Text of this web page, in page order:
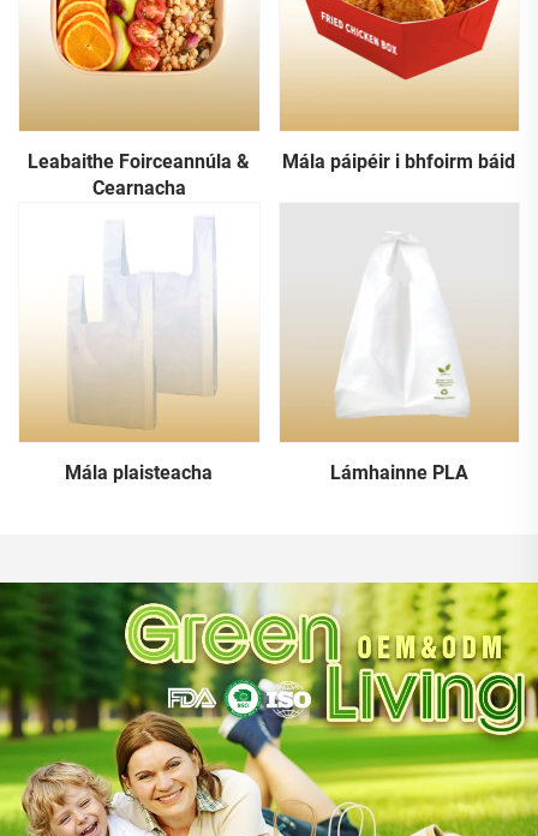
Leabaithe Foirceannúla &
Cearnacha
Mála páipéir i bhfoirm báid
Mála plaisteacha Lámhainne PLA